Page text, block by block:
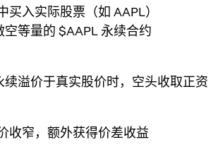
买入实际股票（如 AAPL）
等量的 $AAPL 永续合约
续溢价于真实股价时，空头收取正资
收窄，额外获得价差收益